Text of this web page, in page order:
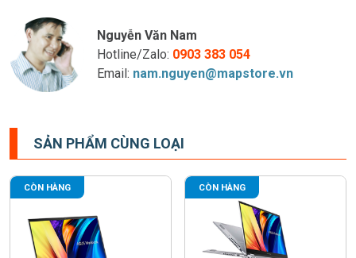
Nguyễn Văn Nam
Hotline/Zalo: 0903 383 054
Email: nam.nguyen@mapstore.vn
SẢN PHẨM CÙNG LOẠI
CÒN HÀNG CÒN HÀNG